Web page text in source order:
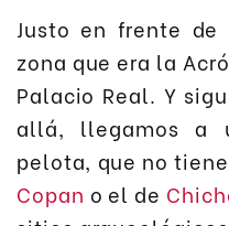
Justo en frente
zona que era la
Palacio Real. Y
allá, llegamos a
pelota, que no
Copan o el de